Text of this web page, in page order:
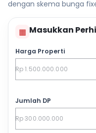
dengan skema bunga
▦ Masukkan
Harga Properti
Jumlah DP